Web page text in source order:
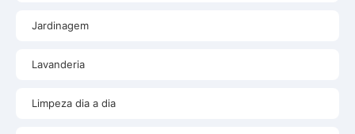
Jardinagem
Lavanderia
Limpeza dia a dia